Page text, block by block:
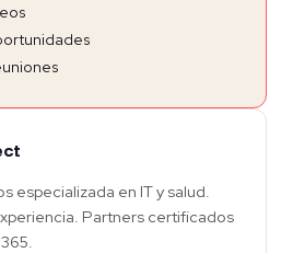
especializada en IT y salud.
Partners certificados